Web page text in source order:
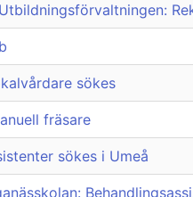
sökes
fräsare
sökes i Umeå